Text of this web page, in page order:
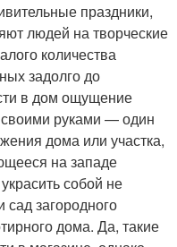
праздники,
людей на творческие
количества
задолго до
в дом ощущение
руками — один
дома или участка,
на западе
собой не
сад загородного
дома. Да, такие